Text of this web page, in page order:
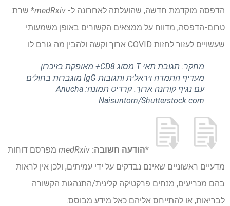
הדפסה מוקדמת חדשה, שהועלתה לאחרונה ל- medRxiv* שרת
טרום-הדפסה, מדווח על ממצאים הקשורים באופן משמעותי
שעשויים לעזור לחזות COVID ארוך וקשה ולהבין מה גורם לו.
מחקר: תגובת תאי T מסוג CD8+ מאופקת בזיכרון
מעדיף התמדה ויראלית ותגובות IgG מוגברות בחולים
עם נגיף קורונה ארוך. קרדיט תמונה: Anucha
Naisuntorn/Shutterstock.com
*הודעה חשובה: medRxiv מפרסם דוחות
מדעיים ראשוניים שאינם נבדקים על ידי עמיתים, ולכן אין לראות
בהם מכריעים, מנחים פרקטיקה קלינית/התנהגות הקשורה
לבריאות, או להתייחס אליהם כאל מידע מבוסס.